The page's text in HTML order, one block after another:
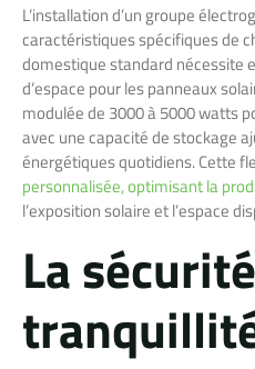
L’installation d’un groupe
caractéristiques spécifiques de
domestique standard nécessite
d’espace pour les panneaux
modulée de 3000 à 5000 watts
avec une capacité de stockage
énergétiques quotidiens. Cette
personnalisée, optimisant la
l’exposition solaire et l’espace
La